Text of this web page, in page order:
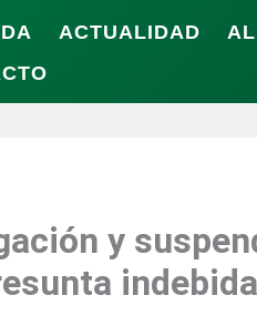
ACTUALIDAD
y